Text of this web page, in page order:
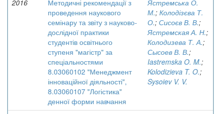
2016
Методичні рекомендації з
проведення наукового
семінару та звіту з науково-
дослідної практики
студентів освітнього
ступеня "магістр" за
спеціальностями
8.03060102 "Менеджмент
інноваційної діяльності",
8.03060107 "Логістика"
денної форми навчання
Ястремська О.
М.; Колодізєва Т.
О.; Сисоєв В. В.;
Ястремская А. Н.;
Колодизева Т. А.;
Сысоев В. В.;
Iastremska O. M.;
Kolodizieva T. O.;
Sysoiev V. V.